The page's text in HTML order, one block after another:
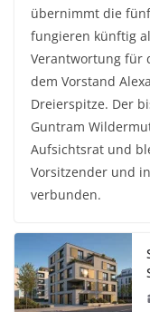
übernimmt die
fungieren künftig
Verantwortung für
dem Vorstand
Dreierspitze. Der
Guntram
Aufsichtsrat und
Vorsitzender und
verbunden.